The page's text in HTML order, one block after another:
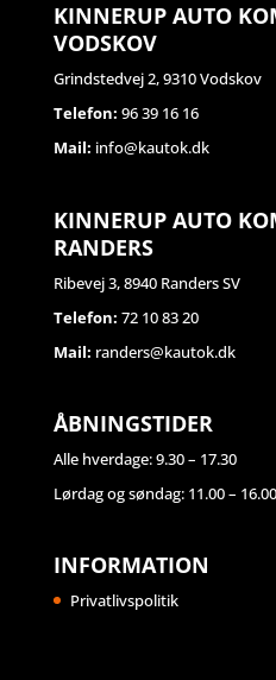
KINNERUP AUTO
VODSKOV
Grindstedvej 2, 9310 Vodskov
Telefon: 96 39 16 16
Mail: info@kautok.dk
KINNERUP AUTO
RANDERS
Ribevej 3, 8940 Randers SV
Telefon: 72 10 83 20
Mail: randers@kautok.dk
ÅBNINGSTIDER
Alle hverdage: 9.30 – 17.30
Lørdag og søndag: 11.00 – 16.00
INFORMATION
Privatlivspolitik